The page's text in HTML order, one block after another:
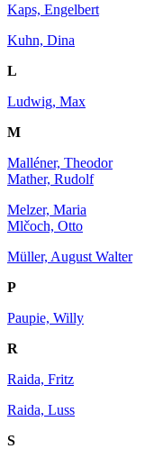
Kaps, Engelbert
Kuhn, Dina
L
Ludwig, Max
M
Malléner, Theodor
Mather, Rudolf
Melzer, Maria
Mlčoch, Otto
Müller, August Walter
P
Paupie, Willy
R
Raida, Fritz
Raida, Luss
S